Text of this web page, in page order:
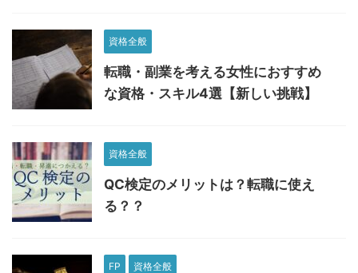
資格全般
転職・副業を考える女性におすすめ
な資格・スキル4選【新しい挑戦】
資格全般
QC検定のメリットは？転職に使え
る？？
FP 資格全般